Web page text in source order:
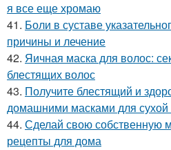
я все еще хромаю
41. Боли в суставе
причины и лечение
42. Яичная маска для волос:
блестящих волос
43. Получите блестящий и
домашними масками для сухой
44. Сделай свою собственную
рецепты для дома